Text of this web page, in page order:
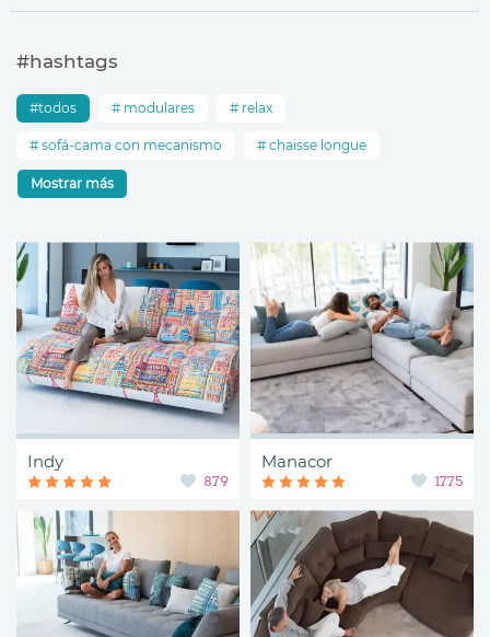
#hashtags
todos modulares relax
sofá-cama con mecanismo chaisse longue
Mostrar más
Indy
879
Manacor
1775